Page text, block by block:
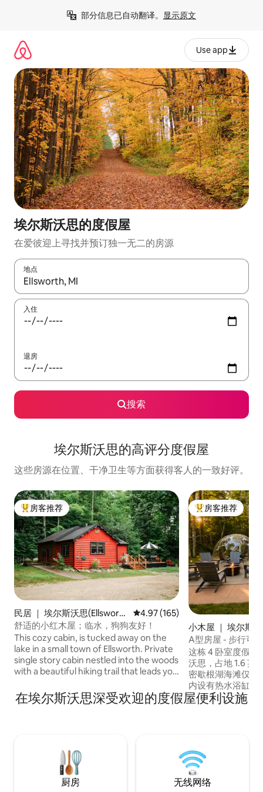
部分信息已自动翻译。 显示原文
Use app
埃尔斯沃思的度假屋
在爱彼迎上寻找并预订独一无二的房源
地点
如有搜索结果，请使用上下方向键查看，或通过点击或滑动手势
入住
退房
搜索
埃尔斯沃思的高评分度假屋
这些房源在位置、干净卫生等方面获得客人的一致好评。
热门「房客推荐」
房客推荐
民居 ｜ 埃尔斯沃思(Ellswort
h)
平均评分 4.97 分（满分 5 分），
4.97 (165)
舒适的小红木屋；临水，狗狗友好！
This cozy cabin, is tucked away on the
lake in a small town of Ellsworth. Private
single story cabin nestled into the woods
with a beautiful hiking trail that leads you
kayaking and even ice fishing. Perfect
cabin for a getaway or stay with your
home town restaurants and fun for
families. Nearby snowmobile trails, so
bring your sled!
热门「房客推荐」
房客推荐
小木屋 ｜ 埃尔斯
rth)
A型房屋 - 步行可
这栋 4 卧室度假木
沃思，占地 1.6 英
密歇根湖海滩仅几
内设有热水浴缸，
套齐全的咖啡吧
滴滤咖啡机、手冲
程。 夏季沙滩足
纳9人入住，配备2
双人床和3张单人
赏到密歇根州北部
在埃尔斯沃思深受欢迎的度假屋便利设施
厨房 无线网络